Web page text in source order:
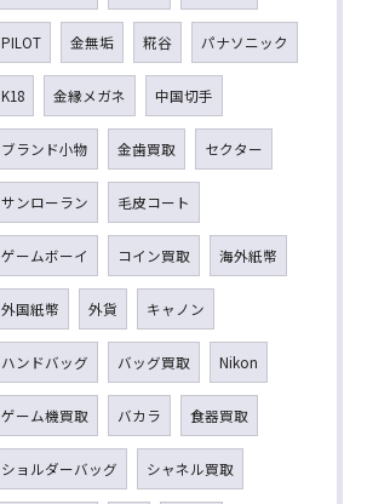
PILOT 金無垢 糀谷 パナソニック
K18 金縁メガネ 中国切手
ブランド小物 金歯買取 セクター
サンローラン 毛皮コート
ゲームボーイ コイン買取 海外紙幣
外国紙幣 外貨 キャノン
ハンドバッグ バッグ買取 Nikon
ゲーム機買取 バカラ 食器買取
ショルダーバッグ シャネル買取